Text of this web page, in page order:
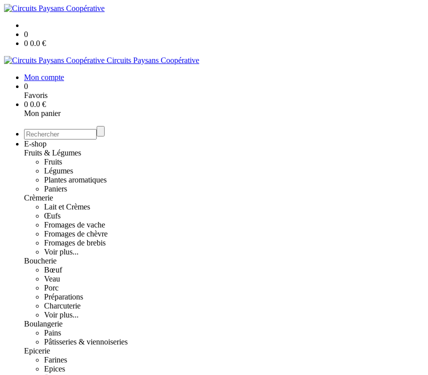
0
0 0.0 €
Circuits Paysans Coopérative
Mon compte
0
Favoris
0 0.0 €
Mon panier
E-shop
Fruits & Légumes
Fruits
Légumes
Plantes aromatiques
Paniers
Crèmerie
Lait et Crèmes
Œufs
Fromages de vache
Fromages de chèvre
Fromages de brebis
Voir plus...
Boucherie
Bœuf
Veau
Porc
Préparations
Charcuterie
Voir plus...
Boulangerie
Pains
Pâtisseries & viennoiseries
Epicerie
Farines
Epices